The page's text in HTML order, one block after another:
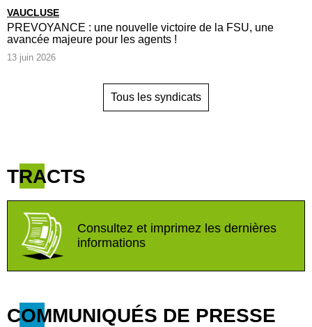
VAUCLUSE
PREVOYANCE : une nouvelle victoire de la FSU, une
avancée majeure pour les agents !
13 juin 2026
Tous les syndicats
TRACTS
Consultez et imprimez les dernières
informations
COMMUNIQUÉS DE PRESSE